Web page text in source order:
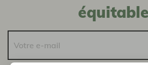
équitable